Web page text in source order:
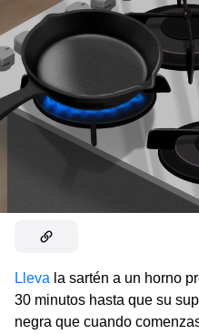
Lleva la sartén a un horno
30 minutos hasta que su
negra que cuando